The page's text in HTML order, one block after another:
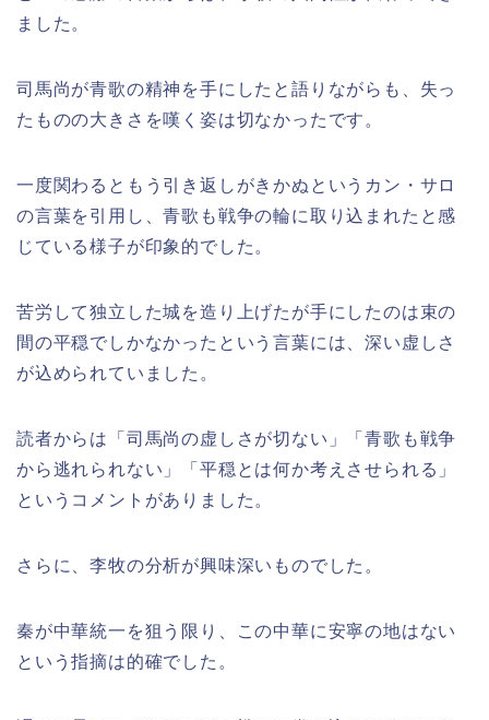
ました。
司馬尚が青歌の精神を手にしたと語りながらも、失っ
たものの大きさを嘆く姿は切なかったです。
一度関わるともう引き返しがきかぬというカン・サロ
の言葉を引用し、青歌も戦争の輪に取り込まれたと感
じている様子が印象的でした。
苦労して独立した城を造り上げたが手にしたのは束の
間の平穏でしかなかったという言葉には、深い虚しさ
が込められていました。
読者からは「司馬尚の虚しさが切ない」「青歌も戦争
から逃れられない」「平穏とは何か考えさせられる」
というコメントがありました。
さらに、李牧の分析が興味深いものでした。
秦が中華統一を狙う限り、この中華に安寧の地はない
という指摘は的確でした。